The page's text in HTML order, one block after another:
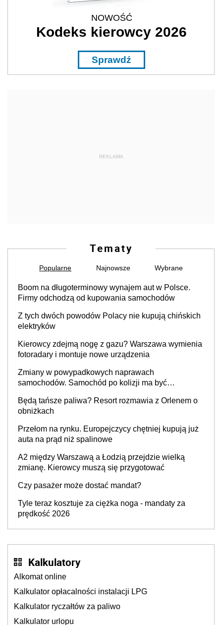
NOWOŚĆ
Kodeks kierowcy 2026
Sprawdź
REKLAMA
Tematy
Popularne Najnowsze Wybrane
Boom na długoterminowy wynajem aut w Polsce.
Firmy odchodzą od kupowania samochodów
Z tych dwóch powodów Polacy nie kupują chińskich
elektryków
Kierowcy zdejmą nogę z gazu? Warszawa wymienia
fotoradary i montuje nowe urządzenia
Zmiany w powypadkowych naprawach
samochodów. Samochód po kolizji ma być
producenta
Będą tańsze paliwa? Resort rozmawia z Orlenem o
obniżkach
Przełom na rynku. Europejczycy chętniej kupują już
auta na prąd niż spalinowe
A2 między Warszawą a Łodzią przejdzie wielką
zmianę. Kierowcy muszą się przygotować
Czy pasażer może dostać mandat?
Tyle teraz kosztuje za ciężka noga - mandaty za
prędkość 2026
Kalkulatory
Alkomat online
Kalkulator opłacalności instalacji LPG
Kalkulator ryczałtów za paliwo
Kalkulator urlopu